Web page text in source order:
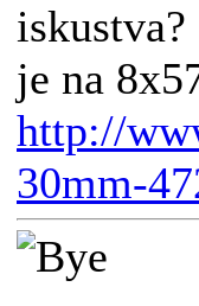
je na
http://
30mm-